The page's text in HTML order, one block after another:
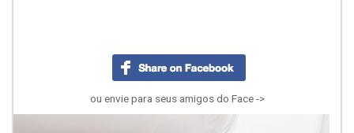
ou envie para seus amigos do Face ->